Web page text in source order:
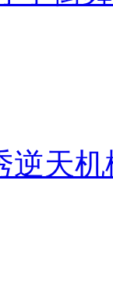
逆天机